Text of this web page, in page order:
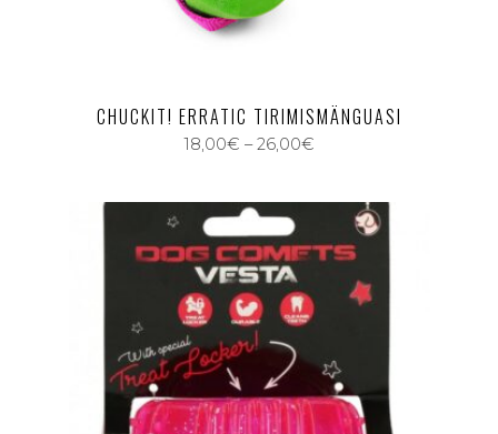
CHUCKIT! ERRATIC TIRIMISMÄNGUASI
18,00€ – 26,00€